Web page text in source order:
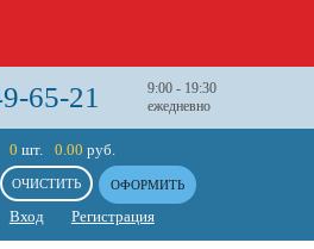
65-21
9:00 - 19:30
ежедневно
0 шт. 0.00 руб.
ОЧИСТИТЬ ОФОРМИТЬ
Вход Регистрация